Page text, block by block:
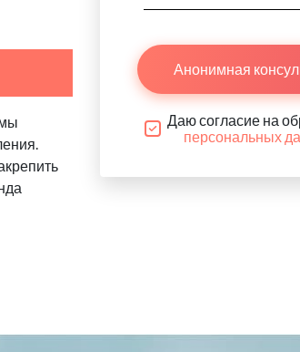
Анонимная
Даю согласие на
персональных